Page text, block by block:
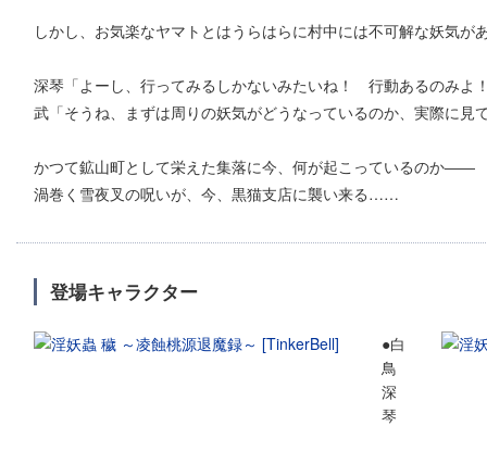
しかし、お気楽なヤマトとはうらはらに村中には不可解な妖気
深琴「よーし、行ってみるしかないみたいね！ 行動あるのみよ
武「そうね、まずは周りの妖気がどうなっているのか、実際に
かつて鉱山町として栄えた集落に今、何が起こっているのか――
渦巻く雪夜叉の呪いが、今、黒猫支店に襲い来る……
登場キャラクター
●白
鳥
深
琴